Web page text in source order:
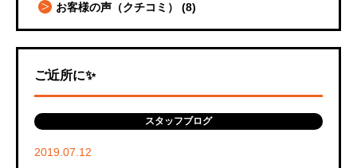
お客様の声（クチコミ）
(8)
ご近所に✨
スタッフブログ
2019.07.12